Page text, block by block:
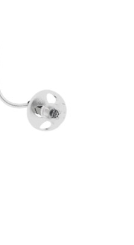
IX
hoortoestel van Signia.